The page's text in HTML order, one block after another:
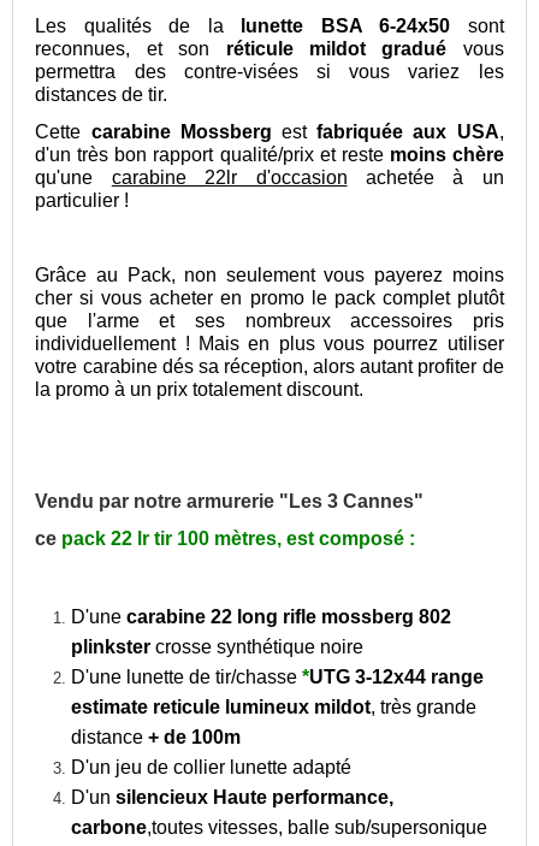
Les qualités de la lunette BSA 6-24x50 sont
reconnues, et son réticule mildot gradué vous
permettra des contre-visées si vous variez les
distances de tir.
Cette carabine Mossberg estfabriquée aux USA,
d'un très bon rapport qualité/prix et reste moins chère
qu'une carabine 22lr d'occasion achetée à un
particulier !
Grâce au Pack, non seulement vous payerez moins
cher si vous acheter en promo le pack complet plutôt
que l'arme et ses nombreux accessoires pris
individuellement ! Mais en plus vous pourrez utiliser
votre carabine dés sa réception, alors autant profiter de
la promo à un prix totalement discount.
Vendu par notre armurerie "Les 3 Cannes"
ce pack 22 lr tir 100 mètres, est composé :
D'unecarabine 22 long rifle mossberg 802
plinkster crosse synthétique noire
D'une lunette de tir/chasse*UTG 3-12x44 range
estimate reticule lumineux mildot, très grande
distance+ de 100m
D'un jeu de collier lunette adapté
D'unsilencieux Haute performance,
carbone,toutes vitesses, balle sub/supersonique